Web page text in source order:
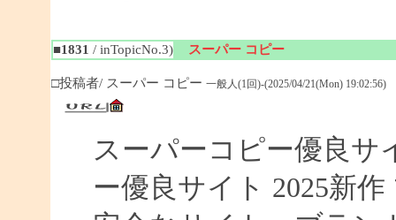
■1831 / inTopicNo.3) スーパー コピー
□投稿者/ スーパー コピー 一般人(1回)-(2025/04/21(Mon) 19:02:56)
スーパーコピー優良サ
ー優良サイト 2025新